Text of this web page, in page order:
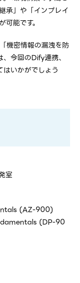
承」や「インプレイ
能です。
機密情報の漏洩を防
今回のDify連携、
はいかがでしょう
室
(AZ-900)
(DP-90